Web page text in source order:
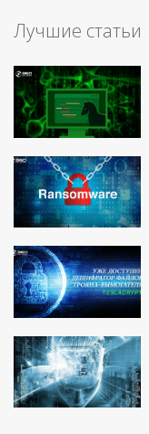
Лучшие статьи